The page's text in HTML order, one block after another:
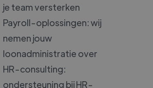
je team versterken
Payroll-oplossingen: wij
nemen jouw
loonadministratie over
HR-consulting:
ondersteuning bij HR-